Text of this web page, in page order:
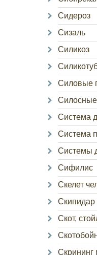
Сидероз
Сизаль
Силикоз
Силовые
Система
Система
Системы
Сифилис
Скелет
Скипидар
Скот,
Скрининг